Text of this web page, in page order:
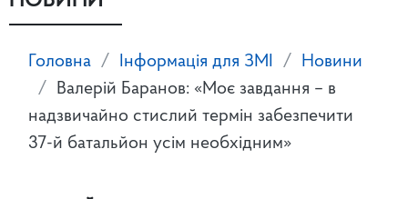
Головна Інформація для ЗМІ
Новини
Валерій Баранов: «Моє завдання – в
надзвичайно стислий термін забезпечити
37-й батальйон усім необхідним»